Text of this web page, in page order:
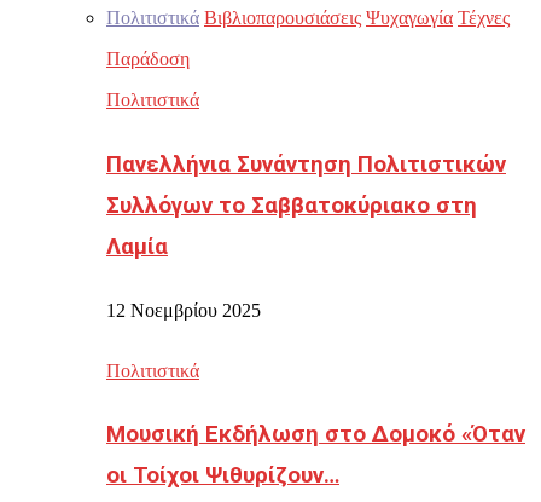
Πολιτιστικά Βιβλιοπαρουσιάσεις Ψυχαγωγία Τέχνες
Παράδοση
Πολιτιστικά
Πανελλήνια Συνάντηση Πολιτιστικών
Συλλόγων το Σαββατοκύριακο στη
Λαμία
12 Νοεμβρίου 2025
Πολιτιστικά
Μουσική Εκδήλωση στο Δομοκό «Όταν
οι Τοίχοι Ψιθυρίζουν…